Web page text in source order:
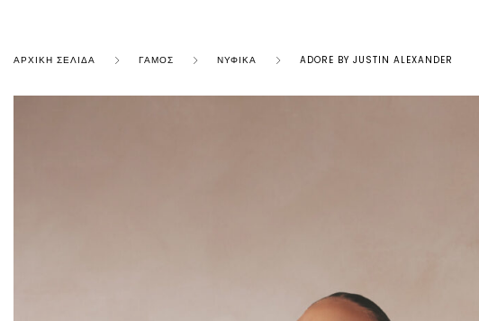
ΑΡΧΙΚΉ ΣΕΛΊΔΑ ΓΆΜΟΣ ΝΥΦΙΚΆ ADORE BY JUSTIN ALEXANDER